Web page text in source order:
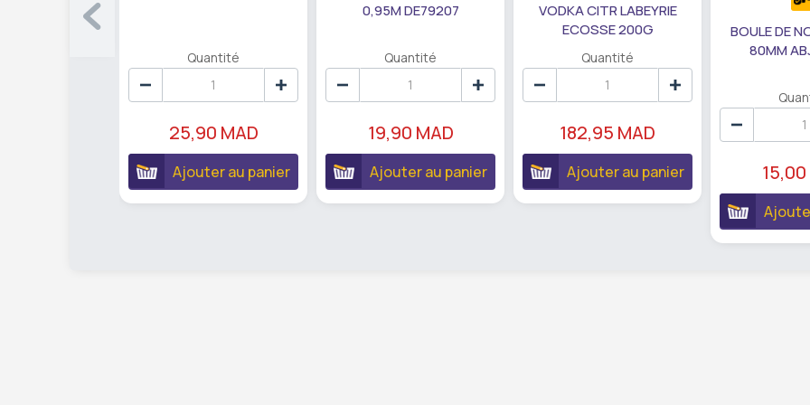
Quantité
25,90 MAD
Ajouter au panier
0,95M DE79207
Quantité
19,90 MAD
Ajouter au panier
VODKA CITR LABEYRIE
ECOSSE 200G
Quantité
182,95 MAD
Ajouter au panier
BOULE DE
80MM